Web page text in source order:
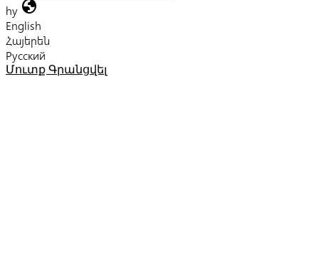
hy globe
English
Հայերեն
Русский
Մուտք Գրանցվել